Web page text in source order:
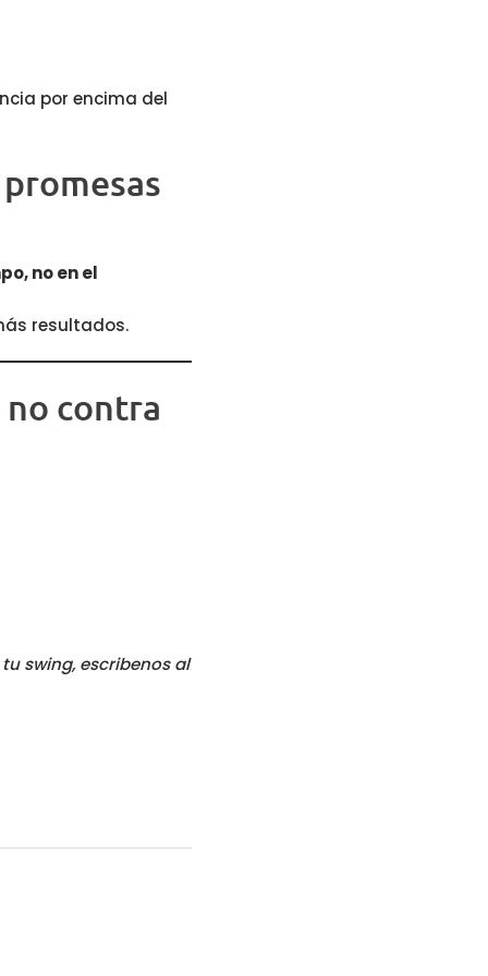
por encima del
no en el
resultados.
contra
swing, escribenos al